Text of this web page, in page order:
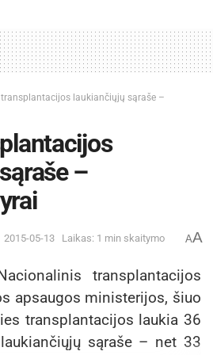
transplantacijos laukiančiųjų sąraše –
–
2015-05-13 Laikas: 1 min skaitymo AA
transplantacijos
apsaugos ministerijos, šiuo
transplantacijos laukia 36
sąraše – net 33